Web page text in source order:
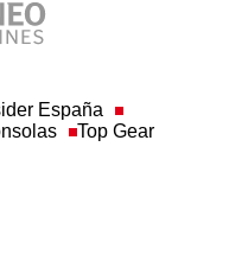
España
Top Gear